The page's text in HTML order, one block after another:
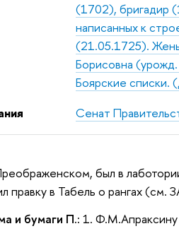
(1702), бригадир
написанных к
(21.05.1725).
Борисовна
Боярские
Сенат
был в
правку в Табель о рангах (см.
и бумаги П.: 1. Ф.М.Апраксину